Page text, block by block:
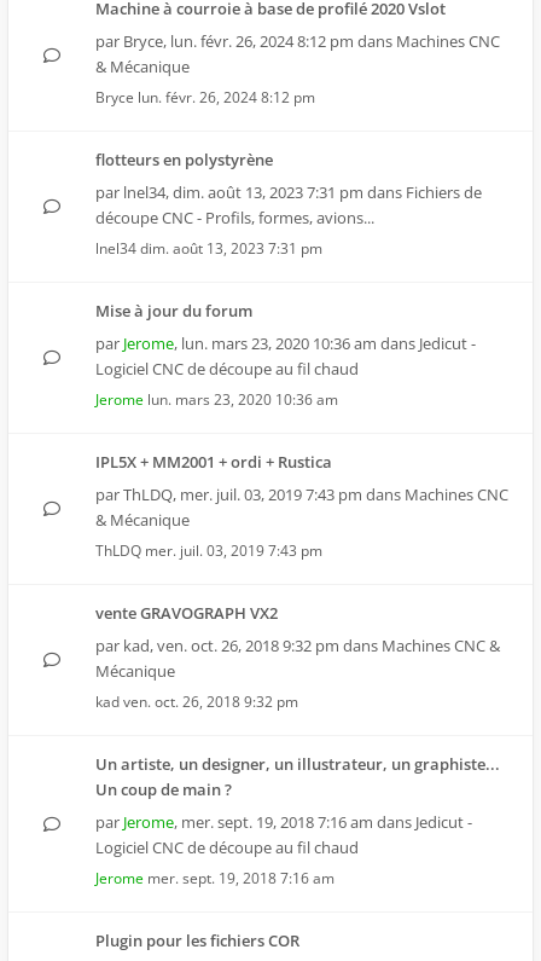
Machine à courroie à base de profilé 2020 Vslot
par Bryce, lun. févr. 26, 2024 8:12 pm dans Machines CNC
& Mécanique
Bryce lun. févr. 26, 2024 8:12 pm
flotteurs en polystyrène
par lnel34,dim. août 13, 2023 7:31 pm dans Fichiers de
découpe CNC - Profils, formes, avions...
lnel34dim. août 13, 2023 7:31 pm
Mise à jour du forum
par Jerome, lun. mars 23, 2020 10:36 am dans Jedicut -
Logiciel CNC de découpe au fil chaud
Jerome lun. mars 23, 2020 10:36 am
IPL5X + MM2001 + ordi + Rustica
parThLDQ, mer. juil. 03, 2019 7:43 pm dans Machines CNC
& Mécanique
ThLDQ mer. juil. 03, 2019 7:43 pm
vente GRAVOGRAPH VX2
par kad,ven. oct. 26, 2018 9:32 pm dans Machines CNC &
Mécanique
kadven. oct. 26, 2018 9:32 pm
Un artiste, un designer, un illustrateur, un graphiste...
Un coup de main ?
par Jerome, mer. sept. 19, 2018 7:16 am dans Jedicut -
Logiciel CNC de découpe au fil chaud
Jerome mer. sept. 19, 2018 7:16 am
Plugin pour les fichiers COR